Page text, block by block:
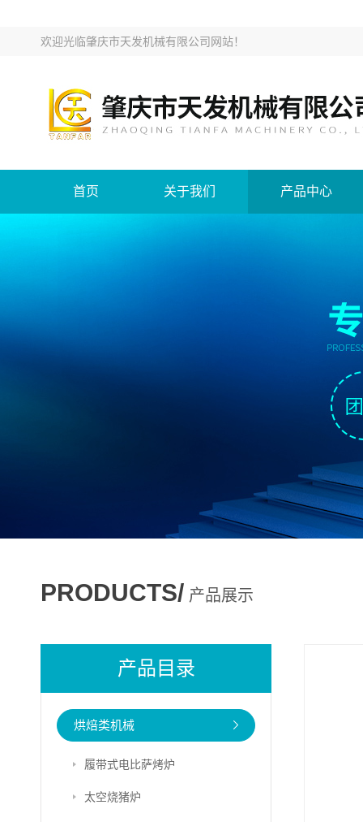
欢迎光临肇庆市天发机械有限公司网站！
首页 关于我们 产品中心
PRODUCTS/ 产品展示
产品目录
烘焙类机械
履带式电比萨烤炉
太空烧猪炉